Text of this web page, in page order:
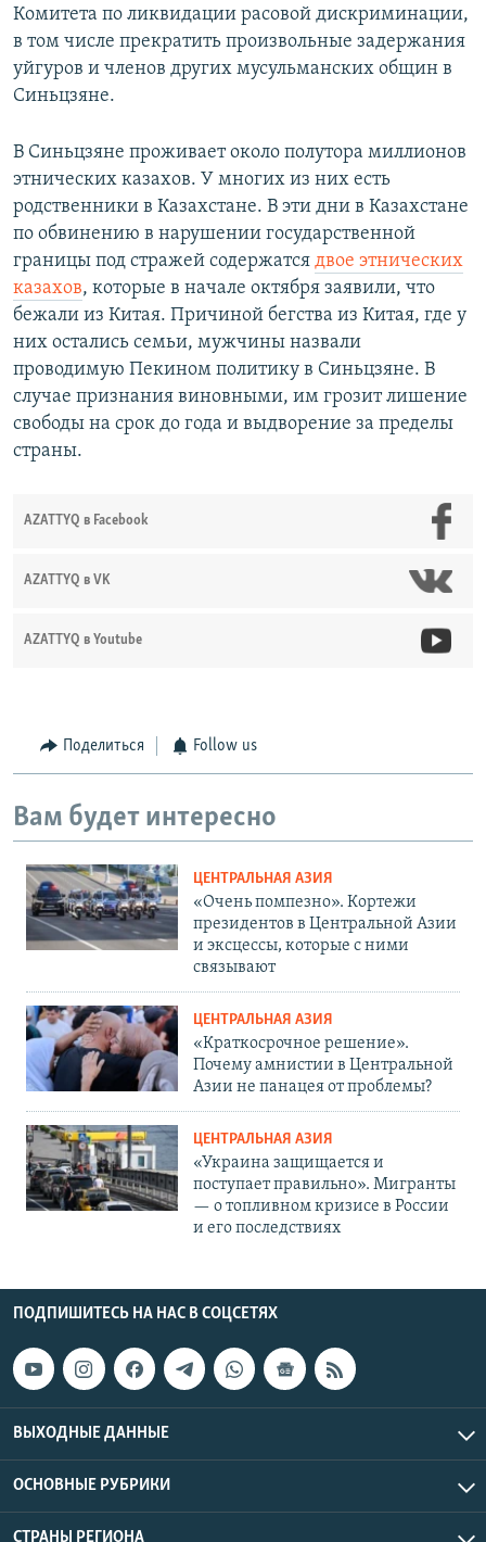
Комитета по ликвидации расовой дискриминации,
в том числе прекратить произвольные задержания
уйгуров и членов других мусульманских общин в
Синьцзяне.
В Синьцзяне проживает около полутора миллионов
этнических казахов. У многих из них есть
родственники в Казахстане. В эти дни в Казахстане
по обвинению в нарушении государственной
границы под стражей содержатся двое этнических
казахов, которые в начале октября заявили, что
бежали из Китая. Причиной бегства из Китая, где у
них остались семьи, мужчины назвали
проводимую Пекином политику в Синьцзяне. В
случае признания виновными, им грозит лишение
свободы на срок до года и выдворение за пределы
страны.
AZATTYQ в Facebook
AZATTYQ в VK
AZATTYQ в Youtube
Поделиться Follow us
Вам будет интересно
ЦЕНТРАЛЬНАЯ АЗИЯ
«Очень помпезно». Кортежи
президентов в Центральной Азии
и эксцессы, которые с ними
связывают
ЦЕНТРАЛЬНАЯ АЗИЯ
«Краткосрочное решение».
Почему амнистии в Центральной
Азии не панацея от проблемы?
ЦЕНТРАЛЬНАЯ АЗИЯ
«Украина защищается и
поступает правильно». Мигранты
— о топливном кризисе в России
и его последствиях
ПОДПИШИТЕСЬ НА НАС В СОЦСЕТЯХ
ВЫХОДНЫЕ ДАННЫЕ
ОСНОВНЫЕ РУБРИКИ
СТРАНЫ РЕГИОНА